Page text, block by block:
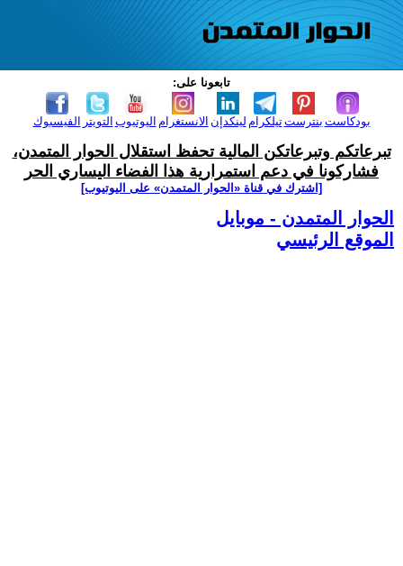
تابعونا على:
الفيسبوك التويتر اليوتيوب الانستغرام لينكدإن تيلكرامبنترست بودكاست
تبرعاتكم وتبرعاتكن المالية تحفظ استقلال الحوار المتمدن،
فشاركونا في دعم استمرارية هذا الفضاء اليساري الحر
[اشترك في قناة ‫«الحوار المتمدن» على اليوتيوب]
الحوار المتمدن - موبايل
الموقع الرئيسي